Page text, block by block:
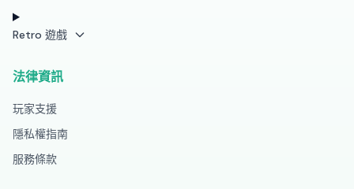
Retro 遊戲
法律資訊
玩家支援
隱私權指南
服務條款